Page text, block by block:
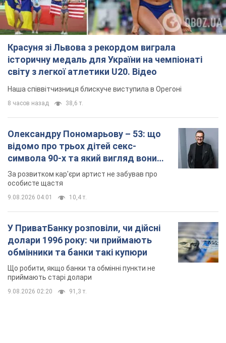
Красуня зі Львова з рекордом виграла
історичну медаль для України на чемпіонаті
світу з легкої атлетики U20. Відео
Наша співвітчизниця блискуче виступила в Орегоні
8 часов назад 38,6 т.
Олександру Пономарьову – 53: що
відомо про трьох дітей секс-
символа 90-х та який вигляд вони
мають
За розвитком кар'єри артист не забував про
особисте щастя
9.08.2026 04:01 10,4 т.
У ПриватБанку розповіли, чи дійсні
долари 1996 року: чи приймають
обмінники та банки такі купюри
Що робити, якщо банки та обмінні пункти не
приймають старі долари
9.08.2026 02:20 91,3 т.